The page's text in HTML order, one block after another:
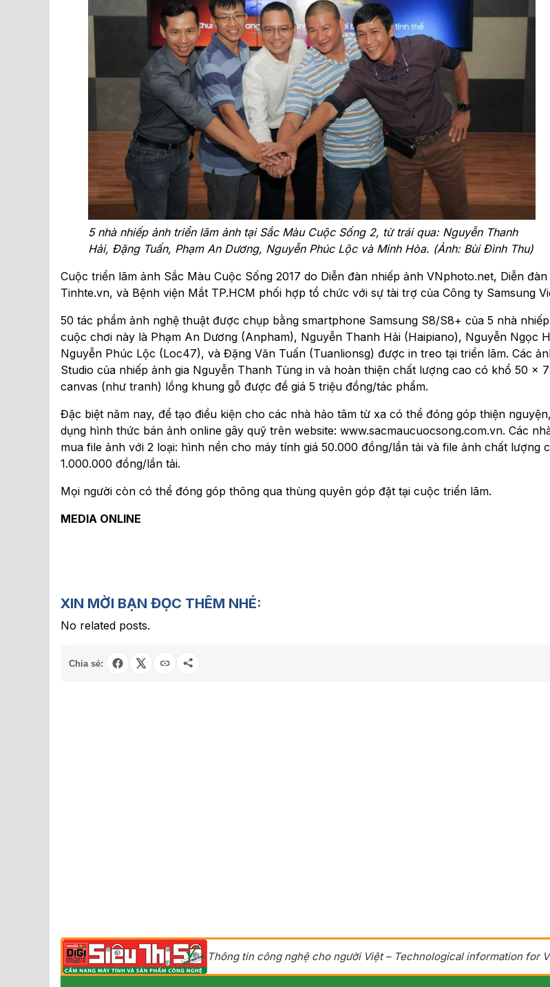
5 nhà nhiếp ảnh triển lãm ảnh tại Sắc Màu Cuộc Sống 2, từ trái qua: Nguyễn Thanh
Hải, Đặng Tuấn, Phạm An Dương, Nguyễn Phúc Lộc và Minh Hòa. (Ảnh: Bùi Đình Thu)
Cuộc triển lãm ảnh Sắc Màu Cuộc Sống 2017 do Diễn đàn nhiếp ảnh VNphoto.net, Diễn
Tinhte.vn, và Bệnh viện Mắt TP.HCM phối hợp tổ chức với sự tài trợ của Công ty Samsung
50 tác phẩm ảnh nghệ thuật được chụp bằng smartphone Samsung S8/S8+ của 5 nhà
cuộc chơi này là Phạm An Dương (Anpham), Nguyễn Thanh Hải (Haipiano), Nguyễn Ngọc
Nguyễn Phúc Lộc (Loc47), và Đặng Văn Tuấn (Tuanlionsg) được in treo tại triển lãm. Các
Studio của nhiếp ảnh gia Nguyễn Thanh Tùng in và hoàn thiện chất lượng cao có khổ 50 x
canvas (như tranh) lồng khung gỗ được đề giá 5 triệu đồng/tác phẩm.
Đặc biệt năm nay, để tạo điều kiện cho các nhà hảo tâm từ xa có thể đóng góp thiện
dụng hình thức bán ảnh online gây quỹ trên website: www.sacmaucuocsong.com.vn. Các
mua file ảnh với 2 loại: hình nền cho máy tính giá 50.000 đồng/lần tải và file ảnh chất lượng
1.000.000 đồng/lần tải.
Mọi người còn có thể đóng góp thông qua thùng quyên góp đặt tại cuộc triển lãm.
MEDIA ONLINE
XIN MỜI BẠN ĐỌC THÊM NHÉ:
No related posts.
Chia sẻ:
Thông tin công nghệ cho người Việt – Technological information for